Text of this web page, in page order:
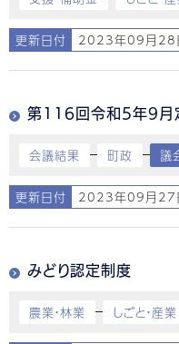
更新日付 2023年09月28
第116回令和5年9月
会議結果 町政 議
更新日付 2023年09月27
みどり認定制度
農業・林業 しごと・産業